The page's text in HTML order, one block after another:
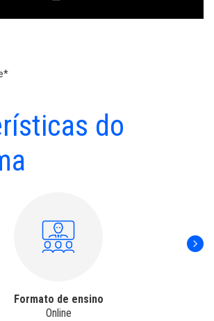
do
Formato de ensino
Online